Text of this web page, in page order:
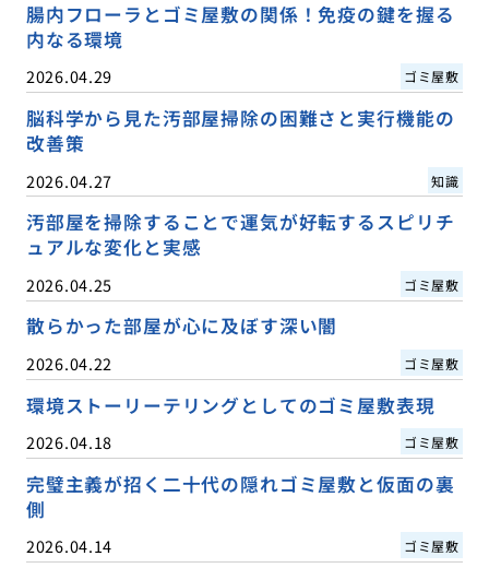
腸内フローラとゴミ屋敷の関係！免疫の鍵を握る
内なる環境
2026.04.29 ゴミ屋敷
脳科学から見た汚部屋掃除の困難さと実行機能の
改善策
2026.04.27 知識
汚部屋を掃除することで運気が好転するスピリチ
ュアルな変化と実感
2026.04.25 ゴミ屋敷
散らかった部屋が心に及ぼす深い闇
2026.04.22 ゴミ屋敷
環境ストーリーテリングとしてのゴミ屋敷表現
2026.04.18 ゴミ屋敷
完璧主義が招く二十代の隠れゴミ屋敷と仮面の裏
側
2026.04.14 ゴミ屋敷